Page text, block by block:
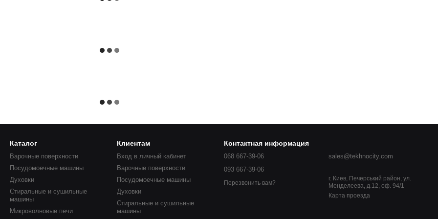
Каталог
Варочные поверхности
Посудомоечные машины
Духовки
Стиральные и сушильные
машины
Микроволновые печи
Клиентам
Вход в личный кабинет
Варочные поверхности
Посудомоечные машины
Духовки
Стиральные и сушильные
машины
Контактная информация
068 667-39-06
093 667-39-06
Перезвонить вам?
sales@tekhnocity.com
г. Киев, Печерський район, ул.
Менделеева, д.12, оф. 94/1
Карта проезда